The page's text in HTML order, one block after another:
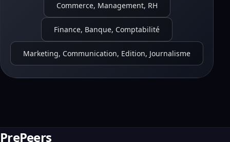
Commerce, Management, RH
Finance, Banque, Comptabilité
Marketing, Communication, Edition, Journalisme
PrePeers